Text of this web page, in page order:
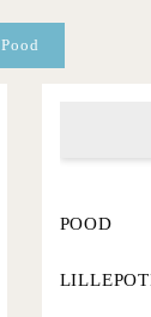
Pood
POOD